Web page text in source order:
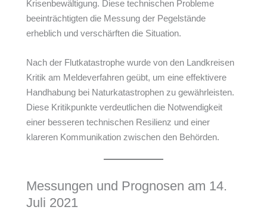
Krisenbewältigung. Diese technischen Probleme
beeinträchtigten die Messung der Pegelstände
erheblich und verschärften die Situation.
Nach der Flutkatastrophe wurde von den Landkreisen
Kritik am Meldeverfahren geübt, um eine effektivere
Handhabung bei Naturkatastrophen zu gewährleisten.
Diese Kritikpunkte verdeutlichen die Notwendigkeit
einer besseren technischen Resilienz und einer
klareren Kommunikation zwischen den Behörden.
Messungen und Prognosen am 14.
Juli 2021